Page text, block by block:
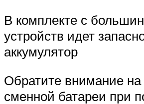
В комплекте с
устройств идет
аккумулятор
Обратите внимание
сменной батареи при